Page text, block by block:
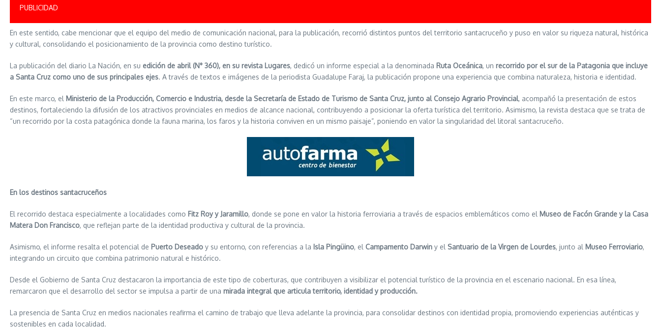
PUBLICIDAD
En este sentido, cabe mencionar que el equipo del medio de comunicación nacional, para la publicación, recorrió distintos puntos del territorio santacruceño y puso en valor su riqueza natural, histórica
y cultural, consolidando el posicionamiento de la provincia como destino turístico.
La publicación del diario La Nación, en su edición de abril (N° 360), en su revista Lugares, dedicó un informe especial a la denominada Ruta Oceánica, un recorrido por el sur de la Patagonia que incluye
a Santa Cruz como uno de sus principales ejes. A través de textos e imágenes de la periodista Guadalupe Faraj, la publicación propone una experiencia que combina naturaleza, historia e identidad.
En este marco, el Ministerio de la Producción, Comercio e Industria, desde la Secretaría de Estado de Turismo de Santa Cruz, junto al Consejo Agrario Provincial, acompañó la presentación de estos
destinos, fortaleciendo la difusión de los atractivos provinciales en medios de alcance nacional, contribuyendo a posicionar la oferta turística del territorio. Asimismo, la revista destaca que se trata de
“un recorrido por la costa patagónica donde la fauna marina, los faros y la historia conviven en un mismo paisaje”, poniendo en valor la singularidad del litoral santacruceño.
En los destinos santacruceños
El recorrido destaca especialmente a localidades como Fitz Roy y Jaramillo, donde se pone en valor la historia ferroviaria a través de espacios emblemáticos como el Museo de Facón Grande y la Casa
Matera Don Francisco, que reflejan parte de la identidad productiva y cultural de la provincia.
Asimismo, el informe resalta el potencial de Puerto Deseado y su entorno, con referencias a la Isla Pingüino, el Campamento Darwin y el Santuario de la Virgen de Lourdes, junto al Museo Ferroviario,
integrando un circuito que combina patrimonio natural e histórico.
Desde el Gobierno de Santa Cruz destacaron la importancia de este tipo de coberturas, que contribuyen a visibilizar el potencial turístico de la provincia en el escenario nacional. En esa línea,
remarcaron que el desarrollo del sector se impulsa a partir de una mirada integral que articula territorio, identidad y producción.
La presencia de Santa Cruz en medios nacionales reafirma el camino de trabajo que lleva adelante la provincia, para consolidar destinos con identidad propia, promoviendo experiencias auténticas y
sostenibles en cada localidad.